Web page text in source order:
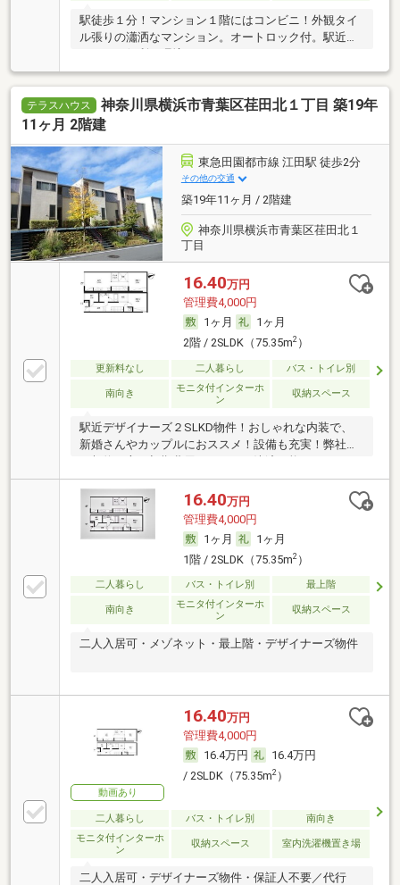
駅徒歩１分！マンション１階にはコンビニ！外観タイ
ル張りの瀟洒なマンション。オートロック付。駅近な
テラスハウス
神奈川県横浜市青葉区荏田北１丁目 築19年
11ヶ月 2階建
東急田園都市線 江田駅 徒歩2分
その他の交通
築19年11ヶ月 / 2階建
神奈川県横浜市青葉区荏田北１
丁目
16.40万円
管理費4,000円
1ヶ月
1ヶ月
2階 / 2SLDK（75.35m2）
更新料なし 二人暮らし バス・トイレ別
南向き
モニタ付インターホ
ン
収納スペース
駅近デザイナーズ２SLKD物件！おしゃれな内装で、
新婚さんやカップルにおススメ！設備も充実！弊社で
ご契約の方は初期費用クレジット決済可能です！
16.40万円
管理費4,000円
1ヶ月
1ヶ月
1階 / 2SLDK（75.35m2）
二人暮らし バス・トイレ別 最上階
南向き
モニタ付インターホ
ン
収納スペース
二人入居可・メゾネット・最上階・デザイナーズ物件
動画あり
16.40万円
管理費4,000円
16.4万円
16.4万円
/ 2SLDK（75.35m2）
二人暮らし バス・トイレ別
南向き
モニタ付インターホ
ン
収納スペース 室内洗濯機置き場
二人入居可・デザイナーズ物件・保証人不要／代行